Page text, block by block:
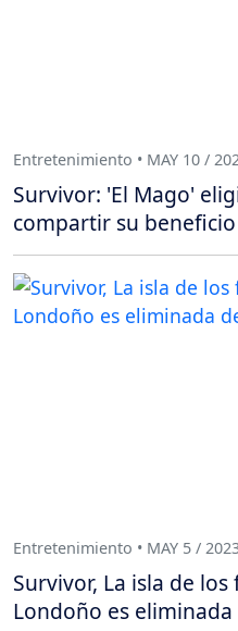
Entretenimiento • MAY 10 /
Survivor: 'El Mago'
compartir su beneficio
Entretenimiento • MAY 5 /
Survivor, La isla de
Londoño es